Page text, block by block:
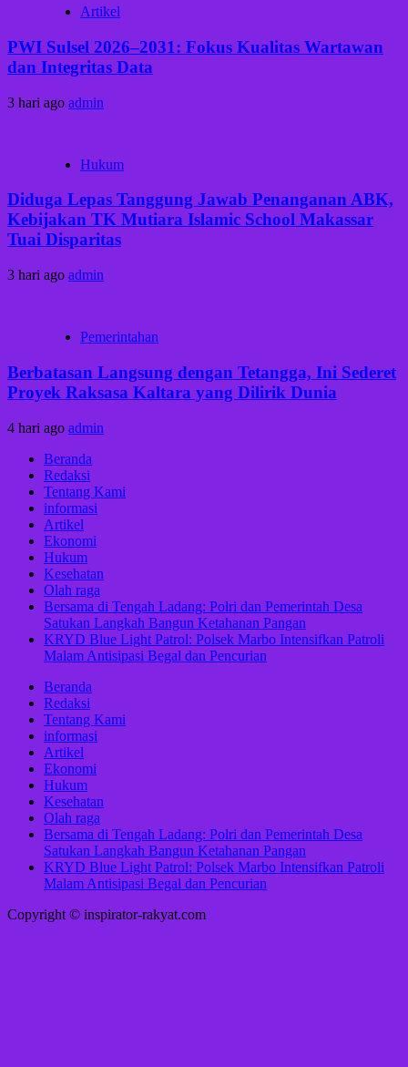
Artikel
PWI Sulsel 2026–2031: Fokus Kualitas Wartawan
dan Integritas Data
3 hari ago admin
Hukum
Diduga Lepas Tanggung Jawab Penanganan ABK,
Kebijakan TK Mutiara Islamic School Makassar
Tuai Disparitas
3 hari ago admin
Pemerintahan
Berbatasan Langsung dengan Tetangga, Ini Sederet
Proyek Raksasa Kaltara yang Dilirik Dunia
4 hari ago admin
Beranda
Redaksi
Tentang Kami
informasi
Artikel
Ekonomi
Hukum
Kesehatan
Olah raga
Bersama di Tengah Ladang: Polri dan Pemerintah Desa
Satukan Langkah Bangun Ketahanan Pangan
KRYD Blue Light Patrol: Polsek Marbo Intensifkan Patroli
Malam Antisipasi Begal dan Pencurian
Beranda
Redaksi
Tentang Kami
informasi
Artikel
Ekonomi
Hukum
Kesehatan
Olah raga
Bersama di Tengah Ladang: Polri dan Pemerintah Desa
Satukan Langkah Bangun Ketahanan Pangan
KRYD Blue Light Patrol: Polsek Marbo Intensifkan Patroli
Malam Antisipasi Begal dan Pencurian
Copyright © inspirator-rakyat.com